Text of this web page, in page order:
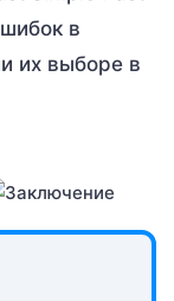
в
их выборе в